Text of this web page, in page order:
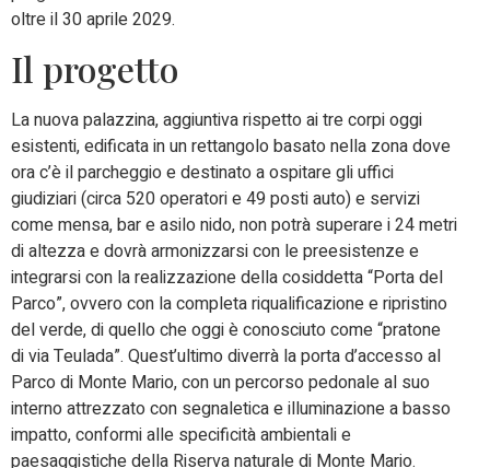
oltre il 30 aprile 2029.
Il progetto
La nuova palazzina, aggiuntiva rispetto ai tre corpi oggi
esistenti, edificata in un rettangolo basato nella zona dove
ora c’è il parcheggio e destinato a ospitare gli uffici
giudiziari (circa 520 operatori e 49 posti auto) e servizi
come mensa, bar e asilo nido, non potrà superare i 24 metri
di altezza e dovrà armonizzarsi con le preesistenze e
integrarsi con la realizzazione della cosiddetta “Porta del
Parco”, ovvero con la completa riqualificazione e ripristino
del verde, di quello che oggi è conosciuto come “pratone
di via Teulada”. Quest’ultimo diverrà la porta d’accesso al
Parco di Monte Mario, con un percorso pedonale al suo
interno attrezzato con segnaletica e illuminazione a basso
impatto, conformi alle specificità ambientali e
paesaggistiche della Riserva naturale di Monte Mario.